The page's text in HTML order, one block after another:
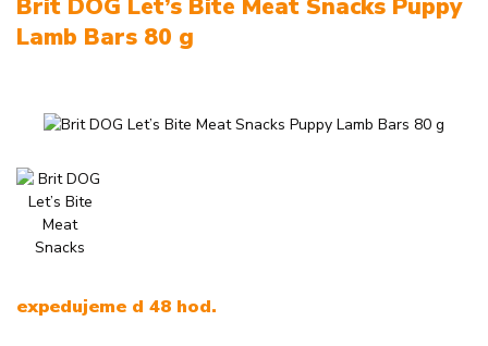
Brit DOG Let’s Bite Meat Snacks Puppy
Lamb Bars 80 g
expedujeme d 48 hod.